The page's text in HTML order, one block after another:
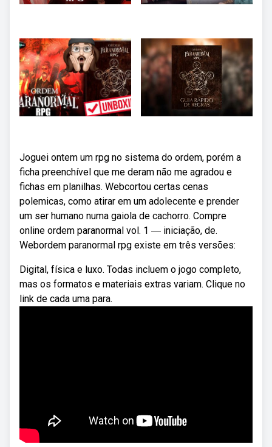
Joguei ontem um rpg no sistema do ordem, porém a
ficha preenchível que me deram não me agradou e
fichas em planilhas. Webcortou certas cenas
polemicas, como atirar em um adolecente e prender
um ser humano numa gaiola de cachorro. Compre
online ordem paranormal vol. 1 ― iniciação, de.
Webordem paranormal rpg existe em três versões:
Digital, física e luxo. Todas incluem o jogo completo,
mas os formatos e materiais extras variam. Clique no
link de cada uma para.